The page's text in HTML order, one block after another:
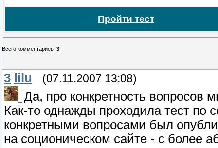
Пройти тест
Всего комментариев: 3
3 lilu (07.11.2007 13:08)
Да, про конкретность вопросов
Как-то однажды проходила тест по
конкретными вопросами был
на соционическом сайте - с более